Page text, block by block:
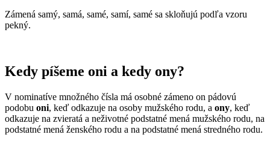
Zámená samý, samá, samé, samí, samé sa skloňujú podľa vzoru
pekný.
Kedy píšeme oni a kedy ony?
V nominatíve množného čísla má osobné zámeno on pádovú
podobu oni, keď odkazuje na osoby mužského rodu, a ony, keď
odkazuje na zvieratá a neživotné podstatné mená mužského rodu, na
podstatné mená ženského rodu a na podstatné mená stredného rodu.